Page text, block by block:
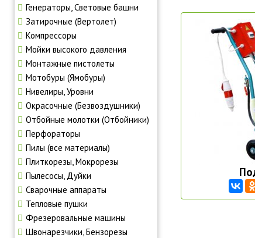
Генераторы, Световые башни
Затирочные (Вертолет)
Компрессоры
Мойки высокого давления
Монтажные пистолеты
Мотобуры (Ямобуры)
Нивелиры, Уровни
Окрасочные (Безвоздушники)
Отбойные молотки (Отбойники)
Перфораторы
Пилы (все материалы)
Плиткорезы, Мокрорезы
Пылесосы, Дуйки
Сварочные аппараты
Тепловые пушки
Фрезеровальные машины
Швонарезчики, Бензорезы